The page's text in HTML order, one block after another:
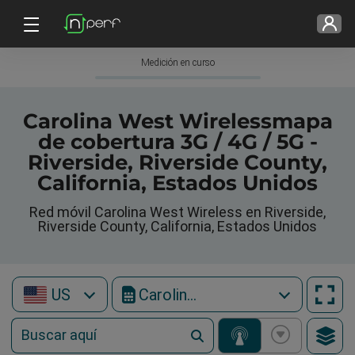
Medición en curso
Carolina West Wirelessmapa
de cobertura 3G / 4G / 5G -
Riverside, Riverside County,
California, Estados Unidos
Red móvil Carolina West Wireless en Riverside,
Riverside County, California, Estados Unidos
US Carolina West Wireless